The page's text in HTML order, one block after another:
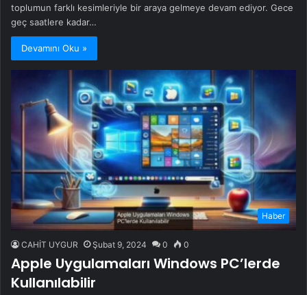
toplumun farklı kesimleriyle bir araya gelmeye devam ediyor. Gece
geç saatlere kadar…
Devamını Oku »
Haber
CAHİT UYGUR Şubat 9, 2024 0 0
Apple Uygulamaları Windows PC’lerde
Kullanılabilir